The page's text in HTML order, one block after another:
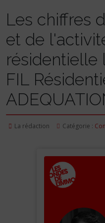
Les chiffres
et de
résidentielle
FIL
La rédaction Catégorie :